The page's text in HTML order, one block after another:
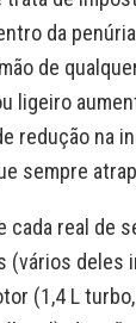
da
de
ligeiro
redução na
sempre
cada real de
(vários deles
(1,4 L